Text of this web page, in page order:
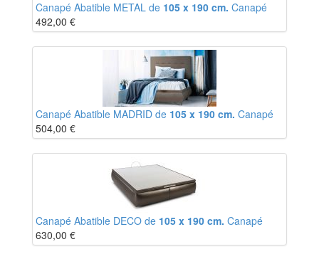
Canapé Abatible METAL de 105 x 190 cm. Canapé
492,00 €
Canapé Abatible MADRID de 105 x 190 cm. Canapé
504,00 €
Canapé Abatible DECO de 105 x 190 cm. Canapé
630,00 €